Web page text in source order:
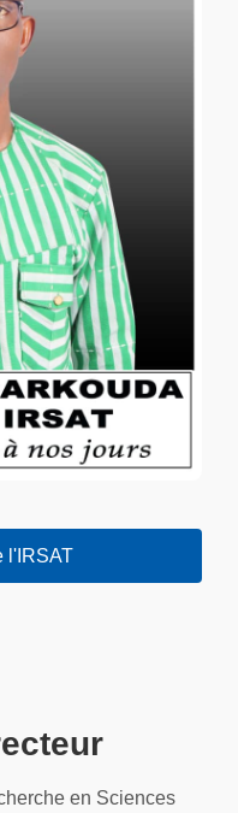
l'IRSAT
en Sciences